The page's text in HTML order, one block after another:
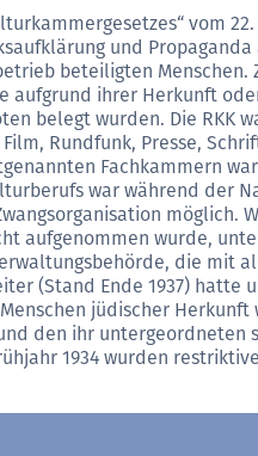
vom
und Propaganda
beteiligten Menschen.
aufgrund ihrer Herkunft
belegt wurden. Die RKK
Rundfunk, Presse,
Fachkammern
war während der
möglich.
aufgenommen wurde,
die mit
(Stand Ende 1937) hatte
jüdischer Herkunft
den ihr untergeordneten
1934 wurden restriktive